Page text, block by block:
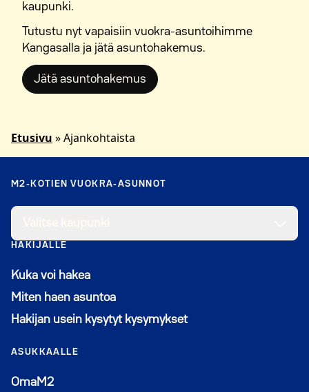
kaupunki.
Tutustu nyt vapaisiin vuokra-asuntoihimme
Kangasalla ja jätä asuntohakemus.
Jätä asuntohakemus
Etusivu »Ajankohtaista
M2-KOTIEN VUOKRA-ASUNNOT
HAKIJALLE
Kuka voi hakea
Miten haen asuntoa
Hakijan usein kysytyt kysymykset
ASUKKAALLE
OmaM2Avautuu uuteen ikkunaan